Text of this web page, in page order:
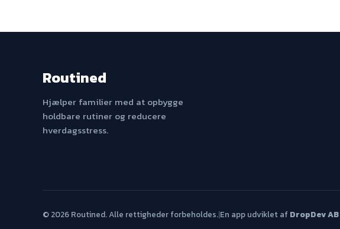
Routined
Hjælper familier med at opbygge
holdbare rutiner og reducere
hverdagsstress.
© 2026 Routined. Alle rettigheder forbeholdes.|En app udviklet af DropDev AB